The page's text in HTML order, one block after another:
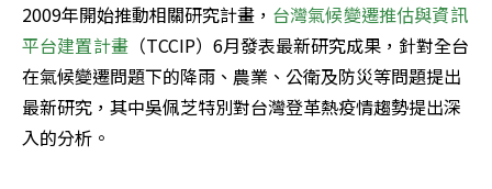
2009年開始推動相關研究計畫， 台灣氣候變遷推估與資訊
平台建置計畫（TCCIP）6月發表最新研究成果，針對全台
在氣候變遷問題下的降雨、農業、公衛及防災等問題提出
最新研究，其中吳佩芝特別對台灣登革熱疫情趨勢提出深
入的分析。